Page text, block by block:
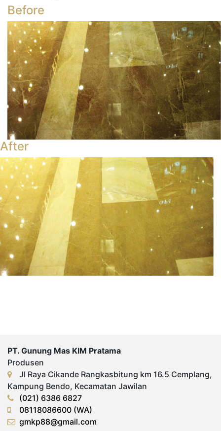
Before
After
PT. Gunung Mas KIM Pratama
Produsen
Jl Raya Cikande Rangkasbitung km 16.5 Cemplang,
Kampung Bendo, Kecamatan Jawilan
(021) 6386 6827
08118086600 (WA)
gmkp88@gmail.com